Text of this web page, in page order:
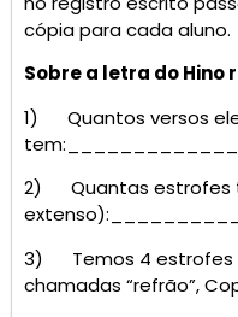
cópia para cada aluno.
Sobre a letra do Hino
1) Quantos versos
2) Quantas estrofes
3) Temos 4 estrofes
chamadas “refrão”,